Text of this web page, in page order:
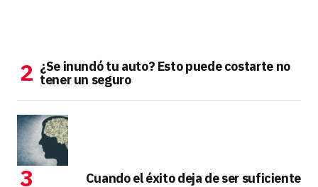
¿Se inundó tu auto? Esto puede costarte no
tener un seguro
Cuando el éxito deja de ser suficiente